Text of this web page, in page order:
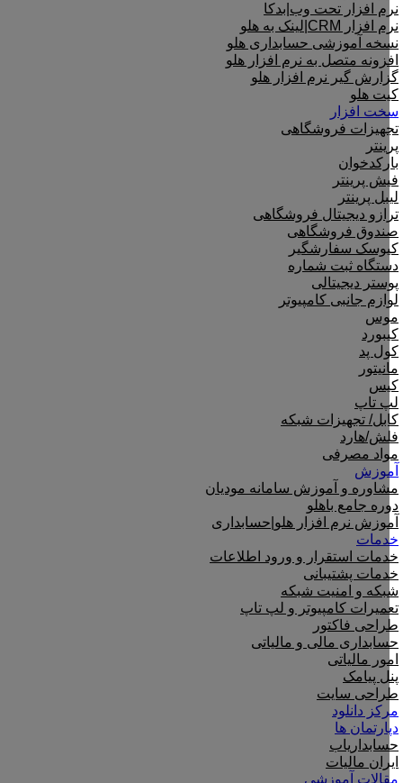
نرم افزار تحت وب|بدکا
نرم افزار CRM|لینک به هلو
نسخه آموزشی حسابداری هلو
افزونه متصل به نرم افزار هلو
گزارش گیر نرم افزار هلو
کیت هلو
سخت افزار
تجهیزات فروشگاهی
پرینتر
بارکدخوان
فیش پرینتر
لیبل پرینتر
ترازو دیجیتال فروشگاهی
صندوق فروشگاهی
کیوسک سفارشگیر
دستگاه ثبت شماره
پوستر دیجیتالی
لوازم جانبی کامپیوتر
موس
کیبورد
کول پد
مانیتور
کیس
لپ تاپ
کابل/ تجهیزات شبکه
فلش/هارد
مواد مصرفی
آموزش
مشاوره و آموزش سامانه مودیان
دوره جامع باهلو
آموزش نرم افزار هلو|حسابداری
خدمات
خدمات استقرار و ورود اطلاعات
خدمات پشتیبانی
شبکه و امنیت شبکه
تعمیرات کامپیوتر و لپ تاپ
طراحی فاکتور
حسابداری مالی و مالیاتی
امور مالیاتی
پنل پیامک
طراحی سایت
مرکز دانلود
دپارتمان ها
حسابداریاب
ایران مالیات
مقالات آموزشی